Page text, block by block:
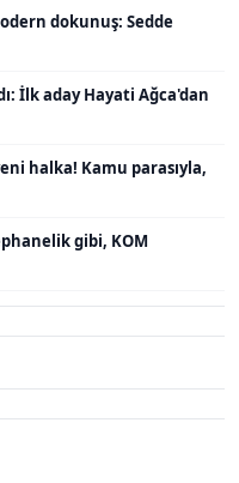
dokunuş: Sedde
İlk aday Hayati Ağca'dan
halka! Kamu parasıyla,
gibi, KOM